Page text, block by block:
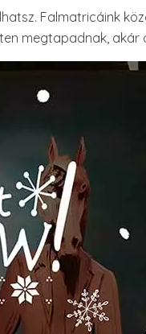
Falmatricáink
megtapadnak,